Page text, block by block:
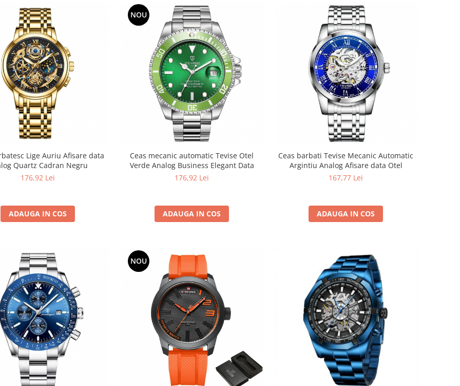
Lige Auriu Afisare data
Quartz Cadran Negru
176,92 Lei
ADAUGA IN COS
NOU
Ceas mecanic automatic Tevise Otel
Verde Analog Business Elegant Data
176,92 Lei
ADAUGA IN COS
Ceas barbati Tevise Mecanic Automatic
Argintiu Analog Afisare data Otel
167,77 Lei
ADAUGA IN COS
NOU